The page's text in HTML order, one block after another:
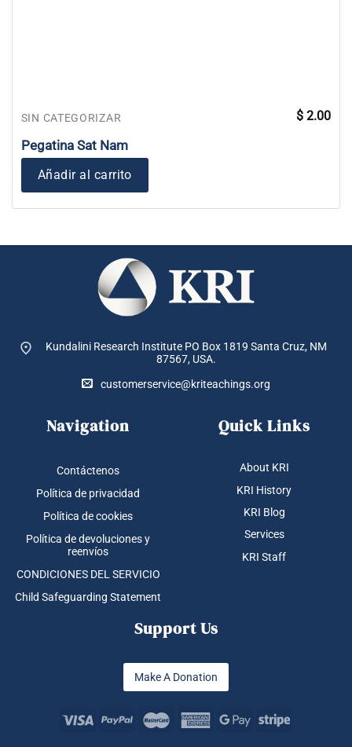
SIN CATEGORIZAR
Pegatina Sat Nam
$ 2.00
Añadir al carrito
Kundalini Research Institute PO Box 1819 Santa Cruz, NM
87567, USA.
customerservice@kriteachings.org
Navigation
Contáctenos
Política de privacidad
Política de cookies
Política de devoluciones y
reenvíos
CONDICIONES DEL SERVICIO
Child Safeguarding Statement
Quick Links
About KRI
KRI History
KRI Blog
Services
KRI Staff
Support Us
Make A Donation